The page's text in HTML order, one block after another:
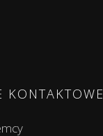
KONTAKTOWE